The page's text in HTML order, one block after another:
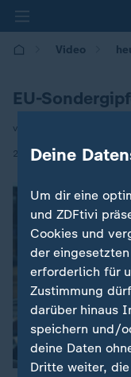
Video
EU-
von Isabelle Schaefers
22.01.2026 | 14:00
Deine
Um dir eine
und ZDFtivi
Cookies und
der
erforderlich für
Zustimmung
darüber hinaus
speichern und/
deine Daten
Dritte weiter,